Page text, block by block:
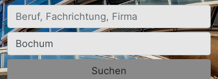
Beruf, Fachrichtung, Firma
Ort, Stadt
Suchen